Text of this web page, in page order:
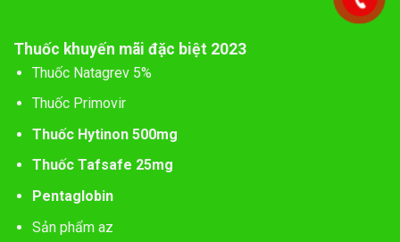
Thuốc khuyến mãi đặc biệt 2023
Thuốc Natagrev 5%
Thuốc Primovir
Thuốc Hytinon 500mg
Thuốc Tafsafe 25mg
Pentaglobin
Sản phẩm az